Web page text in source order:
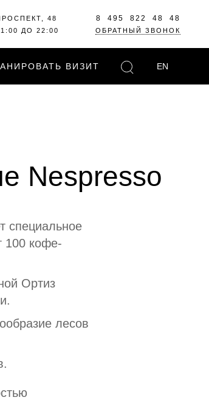
48
ДО 22:00
8 495 822 48 48
ОБРАТНЫЙ ЗВОНОК
ВИЗИТ EN
Nespresso
специальное
100 кофе-
Ортиз
лесов